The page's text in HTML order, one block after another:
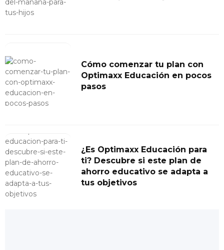
Cómo comenzar tu plan con
Optimaxx Educación en pocos
pasos
¿Es Optimaxx Educación para
ti? Descubre si este plan de
ahorro educativo se adapta a
tus objetivos